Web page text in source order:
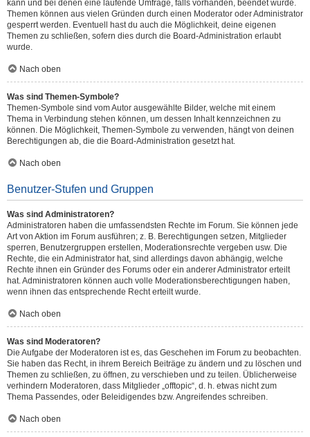
kann und bei denen eine laufende Umfrage, falls vorhanden, beendet wurde.
Themen können aus vielen Gründen durch einen Moderator oder Administrator
gesperrt werden. Eventuell hast du auch die Möglichkeit, deine eigenen
Themen zu schließen, sofern dies durch die Board-Administration erlaubt
wurde.
Nach oben
Was sind Themen-Symbole?
Themen-Symbole sind vom Autor ausgewählte Bilder, welche mit einem
Thema in Verbindung stehen können, um dessen Inhalt kennzeichnen zu
können. Die Möglichkeit, Themen-Symbole zu verwenden, hängt von deinen
Berechtigungen ab, die die Board-Administration gesetzt hat.
Nach oben
Benutzer-Stufen und Gruppen
Was sind Administratoren?
Administratoren haben die umfassendsten Rechte im Forum. Sie können jede
Art von Aktion im Forum ausführen; z. B. Berechtigungen setzen, Mitglieder
sperren, Benutzergruppen erstellen, Moderationsrechte vergeben usw. Die
Rechte, die ein Administrator hat, sind allerdings davon abhängig, welche
Rechte ihnen ein Gründer des Forums oder ein anderer Administrator erteilt
hat. Administratoren können auch volle Moderationsberechtigungen haben,
wenn ihnen das entsprechende Recht erteilt wurde.
Nach oben
Was sind Moderatoren?
Die Aufgabe der Moderatoren ist es, das Geschehen im Forum zu beobachten.
Sie haben das Recht, in ihrem Bereich Beiträge zu ändern und zu löschen und
Themen zu schließen, zu öffnen, zu verschieben und zu teilen. Üblicherweise
verhindern Moderatoren, dass Mitglieder „offtopic“, d. h. etwas nicht zum
Thema Passendes, oder Beleidigendes bzw. Angreifendes schreiben.
Nach oben